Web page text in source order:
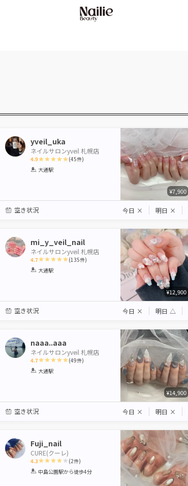
yveil_uka
ネイルサロンyveil 札幌店
4.9
1 2 3
(45件)
大通駅
¥7,900
空き状況 今日 × 明日 ×
mi_y_veil_nail
ネイルサロンyveil 札幌店
4.7
1 2 3
(135件)
大通駅
¥12,900
空き状況 今日 × 明日 △
naaa..aaa
ネイルサロンyveil 札幌店
4.7
1 2 3
(49件)
大通駅
¥14,900
空き状況 今日 × 明日 ×
Fuji_nail
CURE(クーレ)
4.3
1 2 3 4 5
(2件)
中島公園駅から徒歩4分